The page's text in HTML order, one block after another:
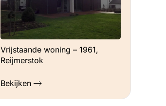
Vrijstaande woning – 1961,
Reijmerstok
Bekijken